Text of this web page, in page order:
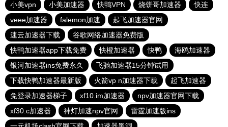
小美vpn
小美加速器 快鸭VPN 烧饼哥加速器
快连
veee加速器
falemon加速
起飞加速器官网
速云加速器下载
谷歌网络加速器免费版
快鸭加速器app下载免费
快橙加速器 快鸭
海鸥加速器
银河加速器ins免费永久
飞驰加速器15分钟试用
下载快鸭加速器最新版
火箭vp n加速器下载
起飞加速器
免登录加速器梯子
xf10.im加速器
npv加速器官网下载
xf30.c加速器
神灯加速npv官网
雷霆加速版ins